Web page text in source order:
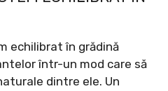
echilibrat în grădină
într-un mod care să
dintre ele. Un